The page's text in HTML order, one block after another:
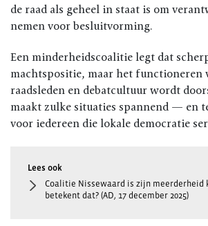
de raad als geheel in staat is om
nemen voor besluitvorming.
Een minderheidscoalitie legt dat
machtspositie, maar het functioneren
raadsleden en debatcultuur wordt
maakt zulke situaties spannend — en
voor iedereen die lokale democratie
Coalitie Nissewaard is zijn meerderheid
betekent dat? (AD, 17 december 2025)